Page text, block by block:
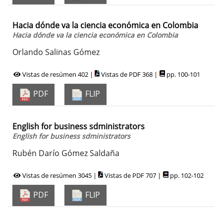
Hacia dónde va la ciencia económica en Colombia
Hacia dónde va la ciencia económica en Colombia
Orlando Salinas Gómez
Vistas de resúmen 402 | Vistas de PDF 368 | pp. 100-101
PDF FLIP
English for business sdministrators
English for business sdministrators
Rubén Darío Gómez Saldaña
Vistas de resúmen 3045 | Vistas de PDF 707 | pp. 102-102
PDF FLIP